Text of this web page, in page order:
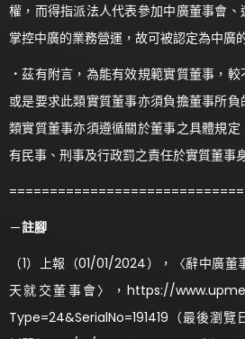
權，而得指派法人代表參加中廣董事會
掌控中廣的業務營運，故可被認定為中廣
．茲有附言，為能有效規範實質董事，較
或是要求此類實質董事亦須負擔董事所
類實質董事亦須遵循關於董事之具體規
有民事、刑事及行政罰之責任於實質董事
－註腳
（1）上報（01/01/2024），〈辭中廣
天就交董事會〉，https://
Type=24&SerialNo=191419（最後瀏